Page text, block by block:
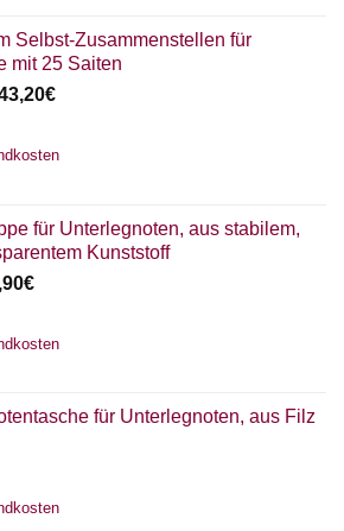
Selbst-Zusammenstellen für
mit 25 Saiten
€
für Unterlegnoten, aus stabilem,
Kunststoff
€
für Unterlegnoten, aus Filz